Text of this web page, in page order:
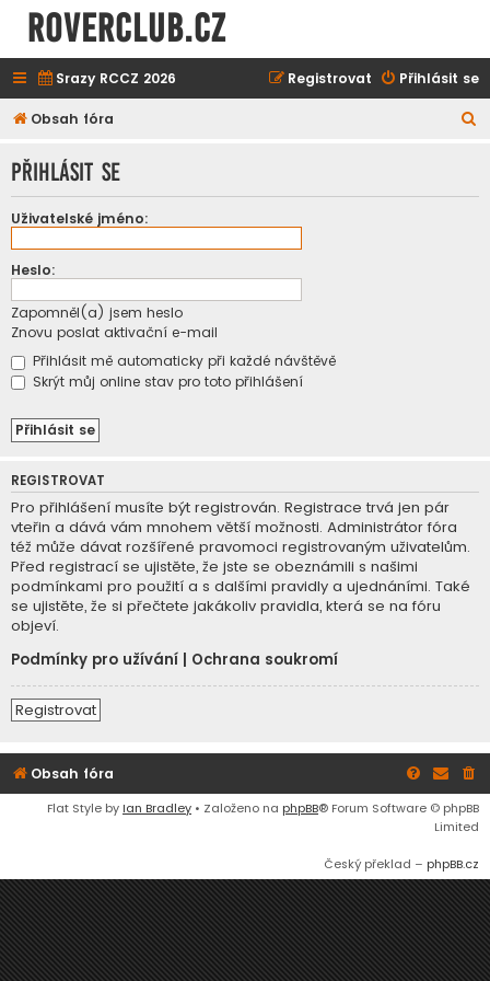
ROVERCLUB.cz
Srazy RCCZ 2026 Přihlásit se
Registrovat
Obsah fóra
d
Přihlásit se
Uživatelské jméno:
Heslo:
Zapomněl(a) jsem heslo
Znovu poslat aktivační e-mail
Přihlásit mě automaticky při každé návštěvě
Skrýt můj online stav pro toto přihlášení
REGISTROVAT
Pro přihlášení musíte být registrován. Registrace trvá jen pár
vteřin a dává vám mnohem větší možnosti. Administrátor fóra
též může dávat rozšířené pravomoci registrovaným uživatelům.
Před registrací se ujistěte, že jste se obeznámili s našimi
podmínkami pro použití a s dalšími pravidly a ujednáními. Také
se ujistěte, že si přečtete jakákoliv pravidla, která se na fóru
objeví.
Podmínky pro užívání
Ochrana soukromí
Registrovat
Obsah fóra
Flat Style by Ian Bradley • Založeno na phpBB® Forum Software © phpBB
Limited
Český překlad – phpBB.cz